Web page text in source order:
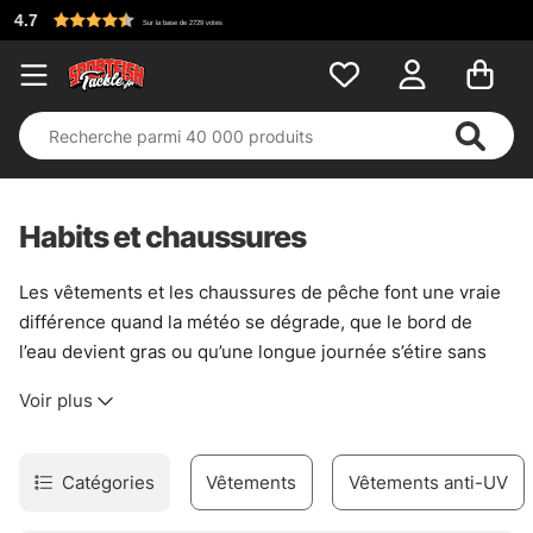
Habits et chaussures
Les vêtements et les chaussures de pêche font une vraie
différence quand la météo se dégrade, que le bord de
l’eau devient gras ou qu’une longue journée s’étire sans
l’adhérence et pouvoir bouger librement, sans lutter
évite les glissades sur les berges humides, tandis qu’une
tenue bien pensée coupe le vent sans enfermer le corps
Voir plus
Catégories Vêtements Vêtements anti-UV